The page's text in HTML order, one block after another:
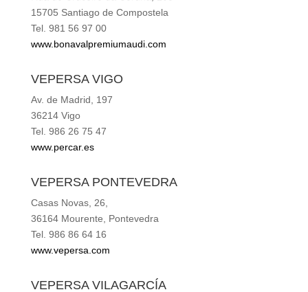
15705 Santiago de Compostela
Tel. 981 56 97 00
www.bonavalpremiumaudi.com
VEPERSA VIGO
Av. de Madrid, 197
36214 Vigo
Tel. 986 26 75 47
www.percar.es
VEPERSA PONTEVEDRA
Casas Novas, 26,
36164 Mourente, Pontevedra
Tel. 986 86 64 16
www.vepersa.com
VEPERSA VILAGARCÍA